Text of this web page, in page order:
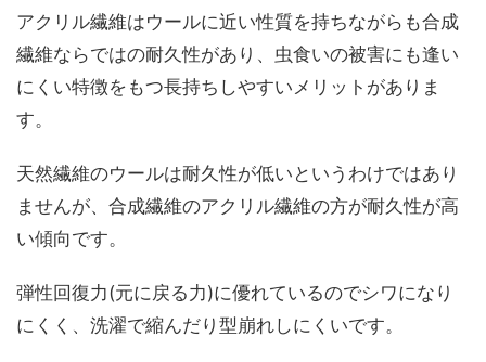
アクリル繊維はウールに近い性質を持ちながらも合成
繊維ならではの耐久性があり、虫食いの被害にも逢い
にくい特徴をもつ長持ちしやすいメリットがありま
す。
天然繊維のウールは耐久性が低いというわけではあり
ませんが、合成繊維のアクリル繊維の方が耐久性が高
い傾向です。
弾性回復力(元に戻る力)に優れているのでシワになり
にくく、洗濯で縮んだり型崩れしにくいです。